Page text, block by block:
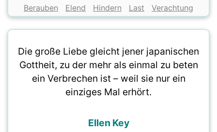
Berauben Elend Hindern Last Verachtung
Die große Liebe gleicht jener japanischen
Gottheit, zu der mehr als einmal zu beten
ein Verbrechen ist – weil sie nur ein
einziges Mal erhört.
Ellen Key